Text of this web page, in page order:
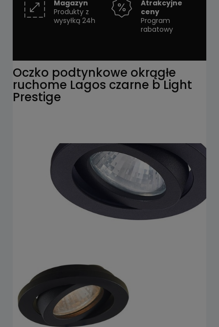
Magazyn
Produkty z
wysyłką 24h
Atrakcyjne
ceny
Program
rabatowy
Oczko podtynkowe okrągłe
ruchome Lagos czarne b Light
Prestige